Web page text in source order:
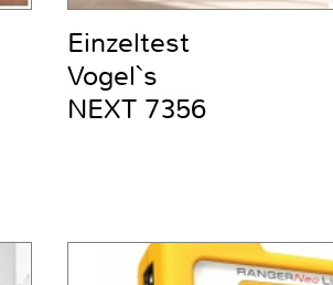
Einzeltest
Vogel`s
NEXT 7356